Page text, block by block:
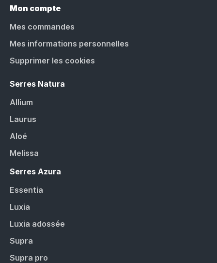
Mon compte
Mes commandes
Mes informations personnelles
Supprimer les cookies
Serres Natura
Allium
Laurus
Aloé
Melissa
Serres Azura
Essentia
Luxia
Luxia adossée
Supra
Supra pro